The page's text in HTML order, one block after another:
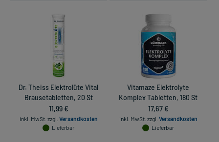
Dr. Theiss Elektrolüte Vital
Brausetabletten, 20 St
11,99 €
inkl. MwSt. zzgl. Versandkosten
Lieferbar
Vitamaze Elektrolyte
Komplex Tabletten, 180 St
17,67 €
inkl. MwSt. zzgl. Versandkosten
Lieferbar